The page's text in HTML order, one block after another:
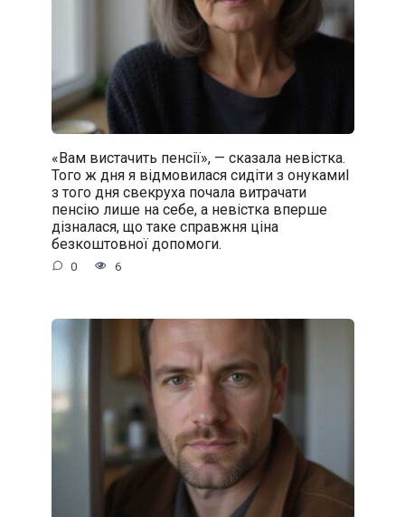
«Вам вистачить пенсії», — сказала невістка.
Того ж дня я відмовилася сидіти з онукамиІ
з того дня свекруха почала витрачати
пенсію лише на себе, а невістка вперше
дізналася, що таке справжня ціна
безкоштовної допомоги.
0 6